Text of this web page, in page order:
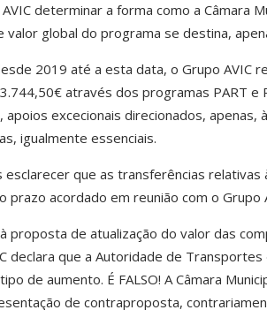
determinar a forma como a Câmara
valor global do programa se destina,
2019 até a esta data, o Grupo AVIC
através dos programas PART e
, apoios excecionais direcionados,
igualmente essenciais.
esclarecer que as transferências
prazo acordado em reunião com o Grupo
proposta de atualização do valor das
declara que a Autoridade de
de aumento. É FALSO! A Câmara
de contraproposta,